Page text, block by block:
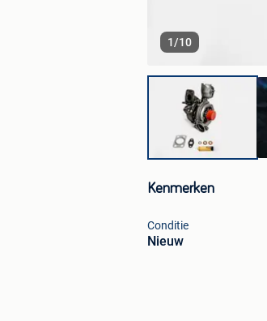
1/10
Kenmerken
Conditie
Nieuw